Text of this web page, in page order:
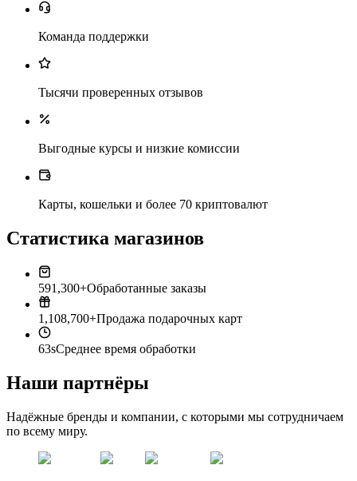
Команда поддержки
Тысячи проверенных отзывов
Выгодные курсы и низкие комиссии
Карты, кошельки и более 70 криптовалют
Статистика магазинов
591,300+Обработанные заказы
1,108,700+Продажа подарочных карт
63sСреднее время обработки
Наши партнёры
Надёжные бренды и компании, с которыми мы сотрудничаем
по всему миру.